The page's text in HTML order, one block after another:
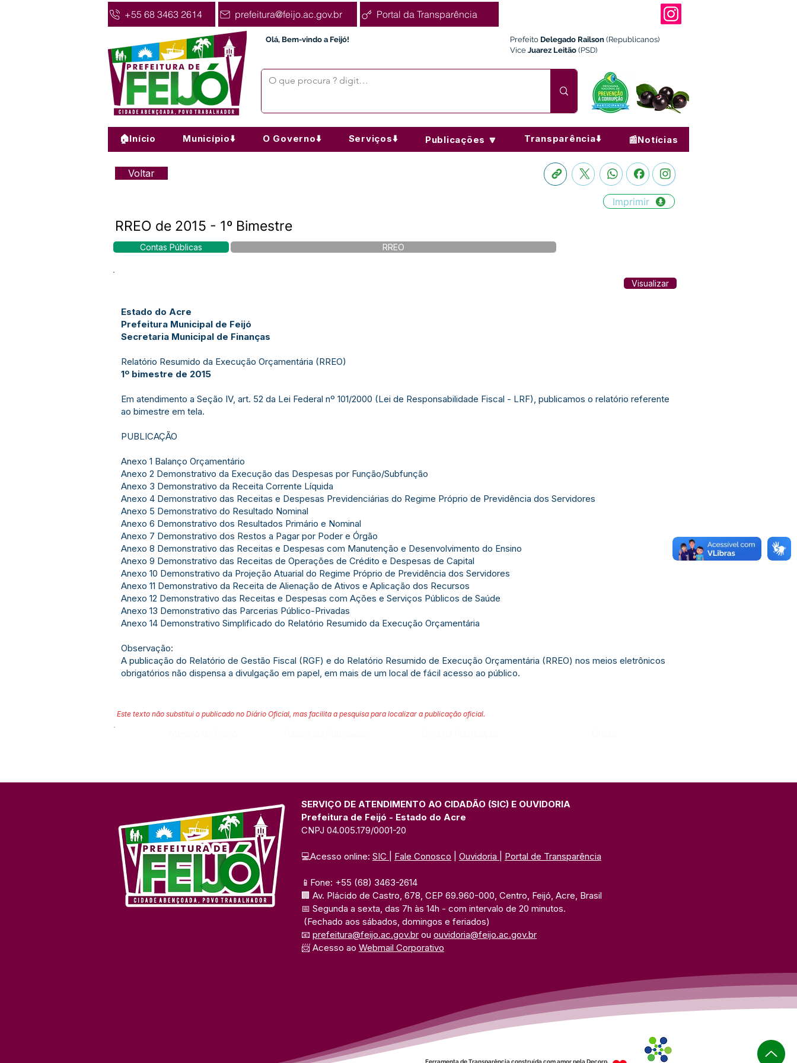
+55 68 3463 2614 prefeitura@feijo.ac.gov.br Portal da Transparência
Olá, Bem-vindo a Feijó! Prefeito Delegado Railson (Republicanos)
Vice Juarez Leitão (PSD)
🏠Início Município⬇️ O Governo⬇️ Serviços⬇️ Publicações 🔽 Transparência⬇️ 📰Notícias
Voltar
Imprimir
RREO de 2015 - 1º Bimestre
Contas Públicas RREO
Visualizar
Estado do Acre
Prefeitura Municipal de Feijó
Secretaria Municipal de Finanças
Relatório Resumido da Execução Orçamentária (RREO)
1º bimestre de 2015
Em atendimento a Seção IV, art. 52 da Lei Federal nº 101/2000 (Lei de Responsabilidade Fiscal - LRF), publicamos o relatório referente
ao bimestre em tela.
PUBLICAÇÃO
Anexo 1 Balanço Orçamentário
Anexo 2 Demonstrativo da Execução das Despesas por Função/Subfunção
Anexo 3 Demonstrativo da Receita Corrente Líquida
Anexo 4 Demonstrativo das Receitas e Despesas Previdenciárias do Regime Próprio de Previdência dos Servidores
Anexo 5 Demonstrativo do Resultado Nominal
Anexo 6 Demonstrativo dos Resultados Primário e Nominal
Anexo 7 Demonstrativo dos Restos a Pagar por Poder e Órgão
Anexo 8 Demonstrativo das Receitas e Despesas com Manutenção e Desenvolvimento do Ensino
Anexo 9 Demonstrativo das Receitas de Operações de Crédito e Despesas de Capital
Anexo 10 Demonstrativo da Projeção Atuarial do Regime Próprio de Previdência dos Servidores
Anexo 11 Demonstrativo da Receita de Alienação de Ativos e Aplicação dos Recursos
Anexo 12 Demonstrativo das Receitas e Despesas com Ações e Serviços Públicos de Saúde
Anexo 13 Demonstrativo das Parcerias Público-Privadas
Anexo 14 Demonstrativo Simplificado do Relatório Resumido da Execução Orçamentária
Observação:
A publicação do Relatório de Gestão Fiscal (RGF) e do Relatório Resumido de Execução Orçamentária (RREO) nos meios eletrônicos
obrigatórios não dispensa a divulgação em papel, em mais de um local de fácil acesso ao público.
Este texto não substitui o publicado no Diário Oficial, mas facilita a pesquisa para localizar a publicação oficial.
SERVIÇO DE ATENDIMENTO AO CIDADÃO (SIC) E OUVIDORIA
Prefeitura de Feijó - Estado do Acre
CNPJ 04.005.179/0001-20
💻Acesso online: SIC Fale Conosco Ouvidoria Portal de Transparência
📱Fone: +55 (68) 3463-2614
🏢 Av. Plácido de Castro, 678, CEP 69.960-000, Centro, Feijó, Acre, Brasil
📅 Segunda a sexta, das 7h às 14h - com intervalo de 20 minutos.
(Fechado aos sábados, domingos e feriados)
📧 prefeitura@feijo.ac.gov.br ou ouvidoria@feijo.ac.gov.br
📨 Acesso ao Webmail Corporativo
Ferramenta de Transparência construída com amor pela Decorp.